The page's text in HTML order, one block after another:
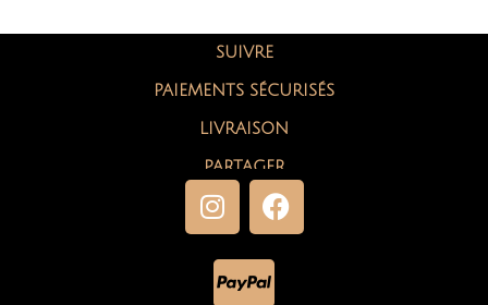
SUIVRE
PAIEMENTS SÉCURISÉS
LIVRAISON
PARTAGER